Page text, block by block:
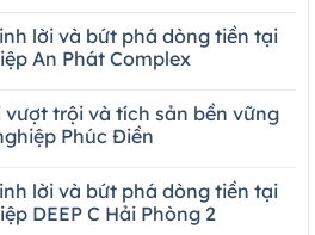
lời và bứt phá dòng tiền tại
An Phát Complex
trội và tích sản bền vững
Phúc Điền
lời và bứt phá dòng tiền tại
DEEP C Hải Phòng 2